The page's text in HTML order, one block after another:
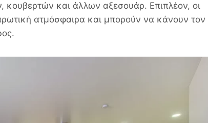
και άλλων αξεσουάρ. Επιπλέον, οι
ατμόσφαιρα και μπορούν να κάνουν τον